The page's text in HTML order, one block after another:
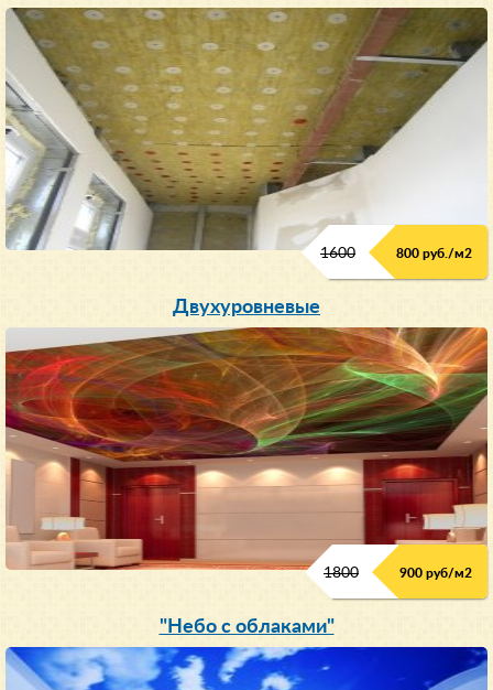
1600 800 руб./м2
Двухуровневые
1800 900 руб/м2
"Небо с облаками"